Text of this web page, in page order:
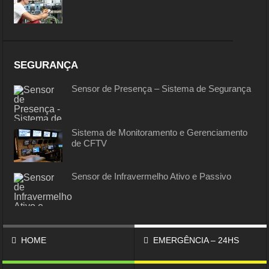
SEGURANÇA
Sensor de Presença – Sistema de Segurança
Sistema de Monitoramento e Gerenciamento
de CFTV
Sensor de Infravermelho Ativo e Passivo
HOME EMERGÊNCIA – 24HS